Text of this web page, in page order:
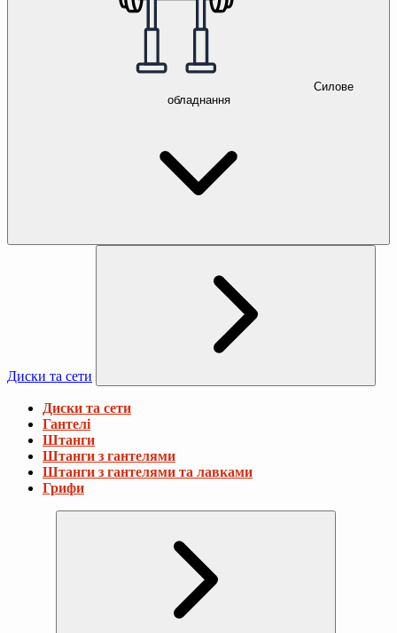
Силове
обладнання
Диски та сети
Диски та сети
Гантелі
Штанги
Штанги з гантелями
Штанги з гантелями та лавками
Грифи